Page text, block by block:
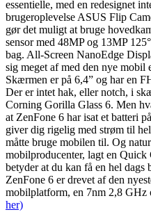
essentielle, med en redesignet
brugeroplevelse ASUS Flip
gør det muligt at bruge
sensor med 48MP og 13MP
bag. All-Screen NanoEdge
sig meget af med den nye
Skærmen er på 6,4” og har en
Der er intet hak, eller notch, i
Corning Gorilla Glass 6. Men
at ZenFone 6 har isat et batteri
giver dig rigelig med strøm til
måtte bruge mobilen til. Og
mobilproducenter, lagt en Quick
betyder at du kan få en hel dags
ZenFone 6 er drevet af den
mobilplatform, en 7nm 2,8 GHz
her)